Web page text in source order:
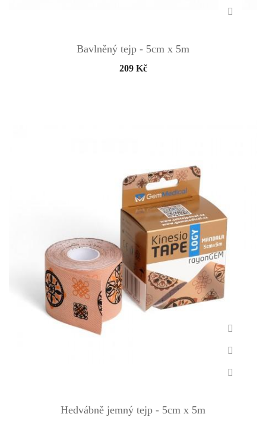
Bavlněný tejp - 5cm x 5m
209 Kč
Hedvábně jemný tejp - 5cm x 5m